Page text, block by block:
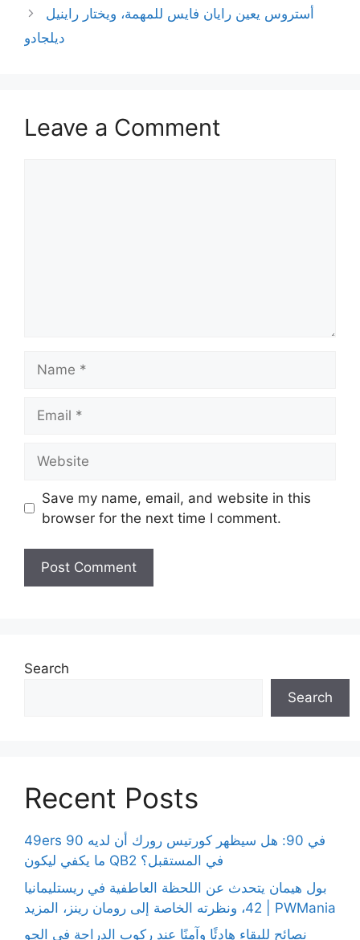
أستروس يعين رايان فايس للمهمة، ويختار راينيل
ديلجادو
Leave a Comment
Save my name, email, and website in this
browser for the next time I comment.
Search
Search
Recent Posts
49ers 90 في 90: هل سيظهر كورتيس رورك أن لديه
ما يكفي ليكون QB2 في المستقبل؟
بول هيمان يتحدث عن اللحظة العاطفية في ريستليمانيا
42، ونظرته الخاصة إلى رومان رينز، المزيد | PWMania
نصائح للبقاء هادئًا وآمنًا عند ركوب الدراجة في الجو